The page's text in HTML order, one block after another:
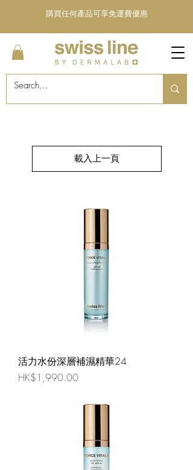
購買任何產品可享免運費優惠
載入上一頁
活力水份深層補濕精華24
價格
HK$1,990.00